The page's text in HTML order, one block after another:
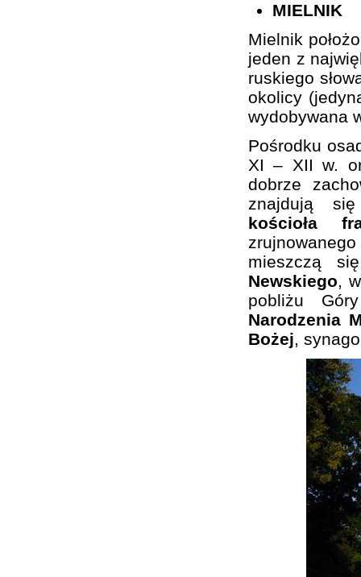
MIELNIK
Mielnik
jeden z
ruskiego
okolicy
wydobywana
Pośrodku
XI – XII w.
dobrze
znajdują
kościoła
mieszczą
Newskiego,
pobliżu
Narodzenia
Bożej,